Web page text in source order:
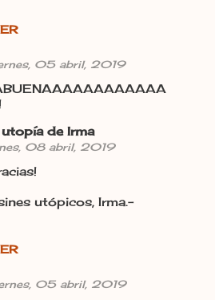
05 abril, 2019
de Irma
08 abril, 2019
utópicos, Irma.-
05 abril, 2019